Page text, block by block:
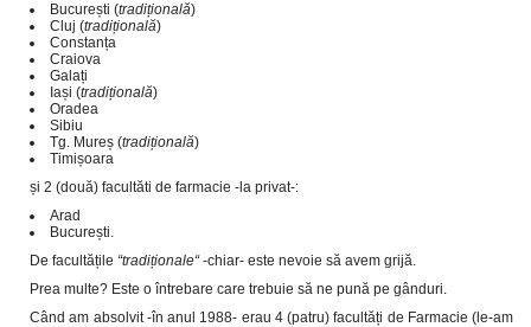
București (tradițională)
Cluj (tradițională)
Constanța
Craiova
Galați
Iași (tradițională)
Oradea
Sibiu
Tg. Mureș (tradițională)
Timișoara
și 2 (două) facultăti de farmacie -la privat-:
Arad
București.
De facultățile “tradiționale“-chiar- este nevoie să avem grijă.
Prea multe? Este o întrebare care trebuie să ne pună pe gânduri.
Când am absolvit -în anul 1988- erau 4 (patru) facultăți de Farmacie (le-am